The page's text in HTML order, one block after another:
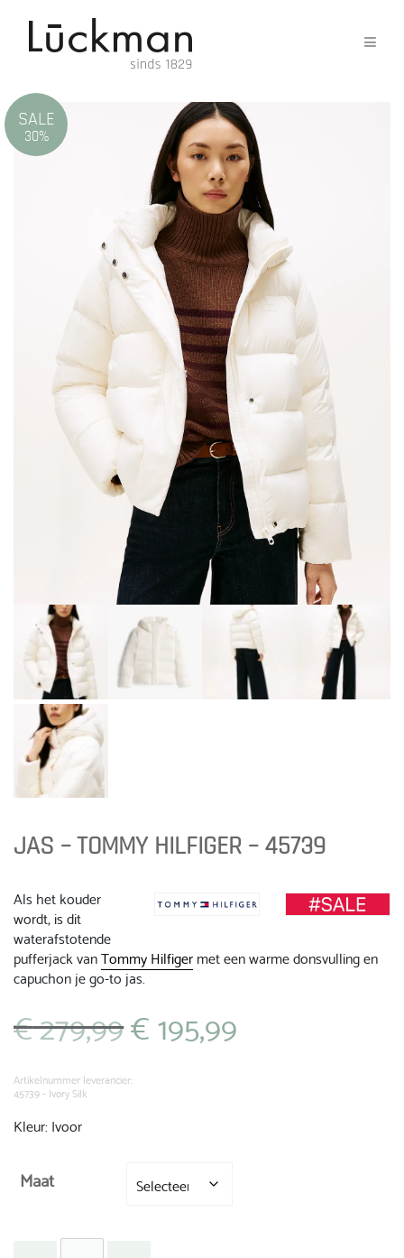
SALE
30%
JAS – TOMMY HILFIGER – 45739
Als het kouder
wordt, is dit
waterafstotende
pufferjack vanTommy Hilfigermet een warme donsvulling en
capuchon je go-to jas.
€279,99 Oorspronkelijke
prijs
€ 279,99.
€195,99
Artikelnummer leverancier:
45739 - Ivory Silk
Kleur: Ivoor
Maat